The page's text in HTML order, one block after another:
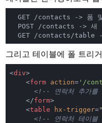
그리고 테이블에 폴 트리
<div
    <
form action= '/
    </
form
    <
table hx-trigger=